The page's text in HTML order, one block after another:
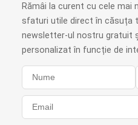
Rămâi la curent cu cele mai
sfaturi utile direct în căsuța
newsletter-ul nostru gratuit
personalizat în funcție de